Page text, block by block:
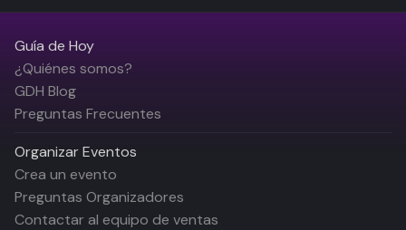
Guía de Hoy
¿Quiénes somos?
GDH Blog
Preguntas Frecuentes
Organizar Eventos
Crea un evento
Preguntas Organizadores
Contactar al equipo de ventas